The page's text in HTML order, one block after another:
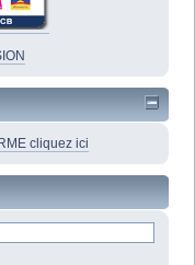
cliquez ici